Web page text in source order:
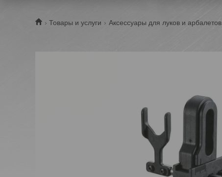
Товары и услуги Аксессуары для луков и арбалетов